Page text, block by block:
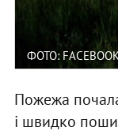
ФОТО:
Пожежа
і швидко